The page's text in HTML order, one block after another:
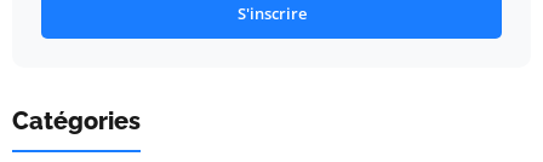
S'inscrire
Catégories